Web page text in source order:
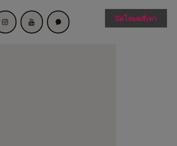
ปิดโหมดสีเทา